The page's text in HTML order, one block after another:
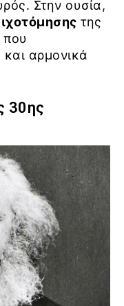
Στην ουσία,
της
που
αρμονικά
30ης